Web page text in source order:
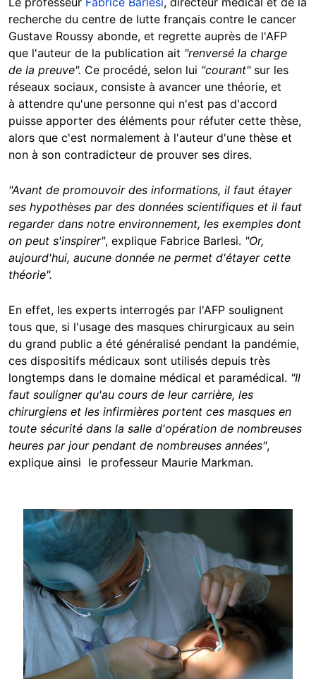
recherche du centre de lutte français contre le cancer
Gustave Roussy abonde, et regrette auprès de l'AFP
que l'auteur de la publication ait "renversé la charge
de la preuve". Ce procédé, selon lui "courant"sur les
réseaux sociaux, consiste à avancer une théorie, et
à attendre qu'une personne qui n'est pas d'accord
puisse apporter des éléments pour réfuter cette thèse,
alors que c'est normalement à l'auteur d'une thèse et
non à son contradicteur de prouver ses dires.
"Avant de promouvoir des informations, il faut étayer
ses hypothèses par des données scientifiques et il faut
regarder dans notre environnement, les exemples dont
on peut s'inspirer", explique Fabrice Barlesi. "Or,
aujourd'hui, aucune donnée ne permet d'étayer cette
théorie".
En effet, les experts interrogés par l'AFP soulignent
tous que, si l'usage des masques chirurgicaux au sein
du grand public a été généralisé pendant la pandémie,
ces dispositifs médicaux sont utilisés depuis très
longtemps dans le domaine médical et paramédical. "Il
faut souligner qu'au cours de leur carrière, les
chirurgiens et les infirmières portent ces masques en
toute sécurité dans la salle d'opération de nombreuses
heures par jour pendant de nombreuses années",
explique ainsi le professeur Maurie Markman.
Image